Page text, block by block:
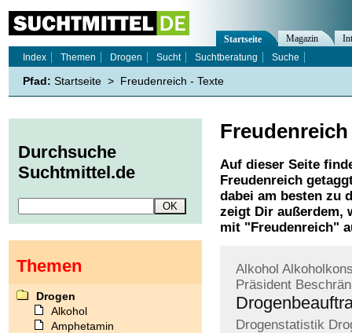
Freudenreich
Auf dieser Seite
Freudenreich
dabei am besten zu
zeigt Dir außerdem,
mit " Freudenreich"
Alkohol
Präsident
Drogenstatistik
Startseite Magazin
Index
Themen Drogen Sucht Suchtberatung Suche
Pfad: Startseite > Freudenreich - Texte
Durchsuche
Suchtmittel.de
Themen
Drogen
Alkohol
Amphetamin